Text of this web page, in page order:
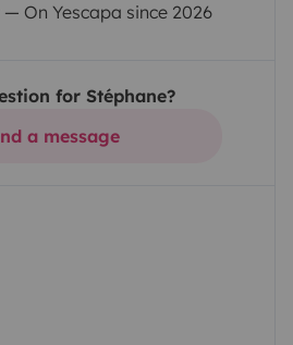
On Yescapa since 2026
for Stéphane?
a message